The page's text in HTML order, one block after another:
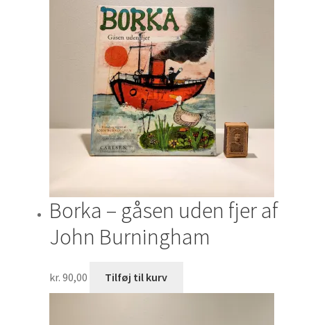
Borka – gåsen uden fjer af
John Burningham
kr. 90,00 Tilføj til kurv